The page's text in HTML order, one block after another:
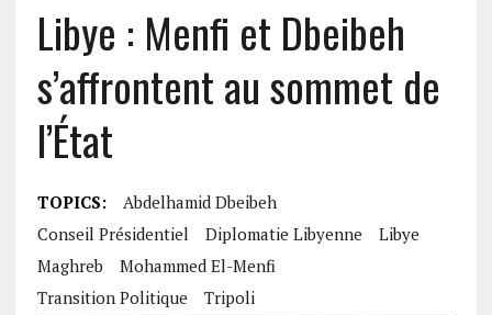
Libye : Menfi et Dbeibeh
s’affrontent au sommet de
l’État
TOPICS:
Abdelhamid Dbeibeh
Conseil Présidentiel
Diplomatie Libyenne
Libye
Maghreb
Mohammed El-Menfi
Transition Politique
Tripoli